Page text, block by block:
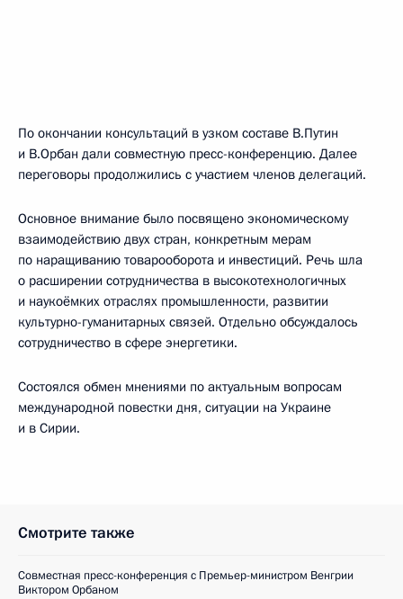
По окончании консультаций в узком составе В.Путин
и В.Орбан дали совместную пресс-конференцию. Далее
переговоры продолжились с участием членов делегаций.
Основное внимание было посвящено экономическому
взаимодействию двух стран, конкретным мерам
по наращиванию товарооборота и инвестиций. Речь шла
о расширении сотрудничества в высокотехнологичных
и наукоёмких отраслях промышленности, развитии
культурно-гуманитарных связей. Отдельно обсуждалось
сотрудничество в сфере энергетики.
Состоялся обмен мнениями по актуальным вопросам
международной повестки дня, ситуации на Украине
и в Сирии.
Смотрите также
Совместная пресс-конференция с Премьер-министром Венгрии
Виктором Орбаном